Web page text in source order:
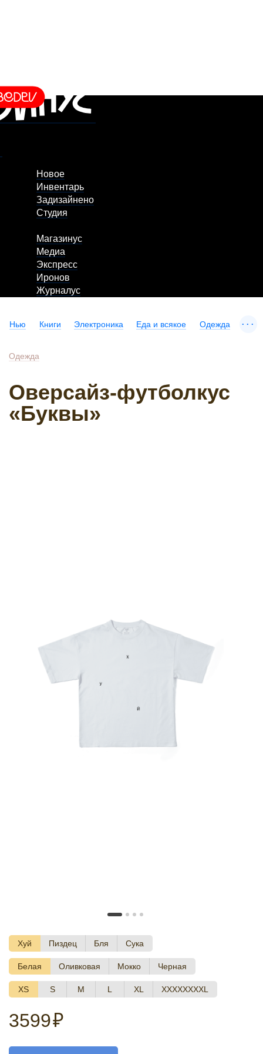
Новое
Инвентарь
Задизайнено
Студия
Магазинус
Медиа
Экспресс
Иронов
Журналус
Нью Книги Электроника Еда и всякое Одежда ...
Одежда
Оверсайз-футболкус
«Буквы»
Хуй Пиздец Бля Сука
Белая Оливковая Мокко Черная
XS S M L XL XXXXXXXXL
3599₽